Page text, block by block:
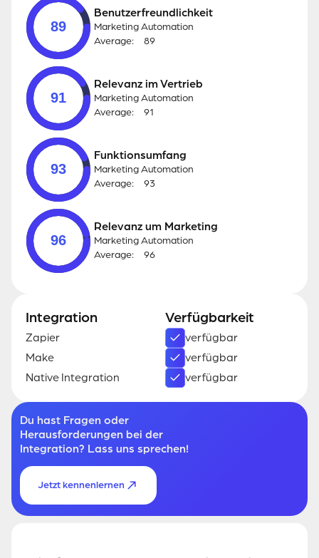
89
Benutzerfreundlichkeit
Marketing Automation
Average:
89
91
Relevanz im Vertrieb
Marketing Automation
Average:
91
93
Funktionsumfang
Marketing Automation
Average:
93
96
Relevanz um Marketing
Marketing Automation
Average:
96
Integration
Zapier
Make
Native Integration
Verfügbarkeit
verfügbar
verfügbar
verfügbar
Du hast Fragen oder
Herausforderungen bei der
Integration? Lass uns sprechen!
Jetzt kennenlernen